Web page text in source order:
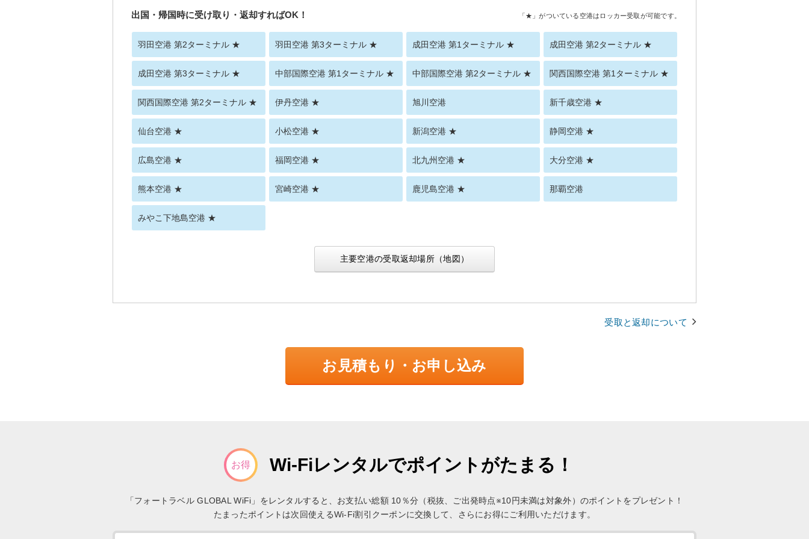
出国・帰国時に受け取り・返却すればOK！ 「★」がついている空港はロッカー受取が可能です。
羽田空港 第2ターミナル ★ 羽田空港 第3ターミナル ★ 成田空港 第1ターミナル ★ 成田空港 第2ターミナル ★
成田空港 第3ターミナル ★ 中部国際空港 第1ターミナル ★ 中部国際空港 第2ターミナル ★ 関西国際空港 第1ターミナル ★
関西国際空港 第2ターミナル ★ 伊丹空港 ★ 旭川空港 新千歳空港 ★
仙台空港 ★ 小松空港 ★ 新潟空港 ★ 静岡空港 ★
広島空港 ★ 福岡空港 ★ 北九州空港 ★ 大分空港 ★
熊本空港 ★ 宮崎空港 ★ 鹿児島空港 ★ 那覇空港
みやこ下地島空港 ★
主要空港の受取返却場所（地図）
受取と返却について
お見積もり・お申し込み
お得 Wi-Fiレンタルでポイントがたまる！
「フォートラベル GLOBAL WiFi」をレンタルすると、お支払い総額 10％分（税抜、ご出発時点※10円未満は対象外）のポイントをプレゼント！
たまったポイントは次回使えるWi-Fi割引クーポンに交換して、さらにお得にご利用いただけます。